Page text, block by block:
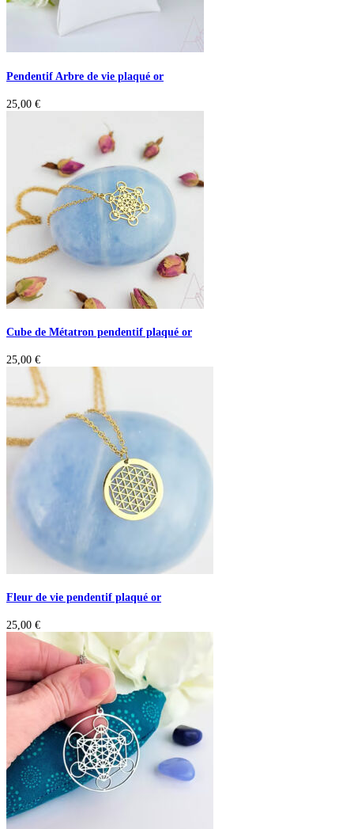
Pendentif Arbre de vie plaqué or
25,00 €
Cube de Métatron pendentif plaqué or
25,00 €
Fleur de vie pendentif plaqué or
25,00 €